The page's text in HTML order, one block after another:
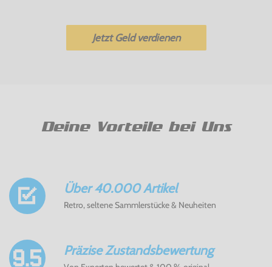
Jetzt Geld verdienen
Deine Vorteile bei Uns
Über 40.000 Artikel
Retro, seltene Sammlerstücke & Neuheiten
Präzise Zustandsbewertung